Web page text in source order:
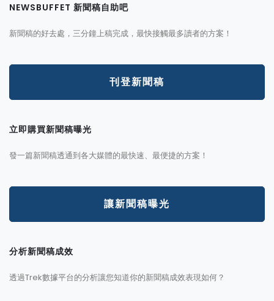
NEWSBUFFET 新聞稿自助吧
新聞稿的好去處，三分鐘上稿完成，最快接觸最多讀者的方案！
刊登新聞稿
立即購買新聞稿曝光
發一篇新聞稿透通到各大媒體的最快速、最便捷的方案！
讓新聞稿曝光
分析新聞稿成效
透過Trek數據平台的分析讓您知道你的新聞稿成效表現如何？